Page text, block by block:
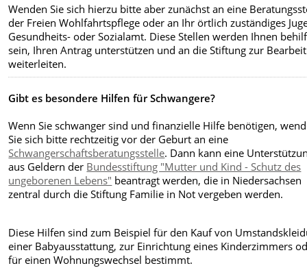
Wenden Sie sich hierzu bitte aber zunächst an eine
der Freien Wohlfahrtspflege oder an Ihr örtlich zuständiges
Gesundheits- oder Sozialamt. Diese Stellen werden Ihnen
sein, Ihren Antrag unterstützen und an die Stiftung zur
weiterleiten.
Gibt es besondere Hilfen für Schwangere?
Wenn Sie schwanger sind und finanzielle Hilfe benötigen,
Sie sich bitte rechtzeitig vor der Geburt an eine
Schwangerschaftsberatungsstelle. Dann kann eine
aus Geldern der Bundesstiftung "Mutter und Kind - Schutz des
ungeborenen Lebens" beantragt werden, die in Niedersachsen
zentral durch die Stiftung Familie in Not vergeben werden.
Diese Hilfen sind zum Beispiel für den Kauf von
einer Babyausstattung, zur Einrichtung eines Kinderzimmers
für einen Wohnungswechsel bestimmt.